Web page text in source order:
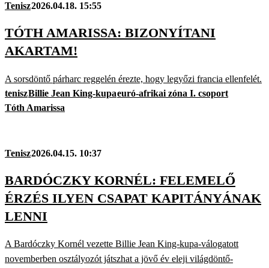
Tenisz2026.04.18. 15:55
TÓTH AMARISSA: BIZONYÍTANI
AKARTAM!
A sorsdöntő párharc reggelén érezte, hogy legyőzi francia ellenfelét.
teniszBillie Jean King-kupaeuró-afrikai zóna I. csoport
Tóth Amarissa
Tenisz2026.04.15. 10:37
BARDÓCZKY KORNÉL: FELEMELŐ
ÉRZÉS ILYEN CSAPAT KAPITÁNYÁNAK
LENNI
A Bardóczky Kornél vezette Billie Jean King-kupa-válogatott
novemberben osztályozót játszhat a jövő év eleji világdöntő-